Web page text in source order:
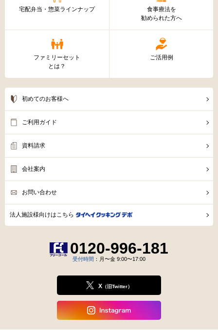
宅配弁当・惣菜ラインナップ
食事療法を
勧められた方へ
ファミリーセット
とは？
ご活用例
初めてのお客様へ
ご利用ガイド
資料請求
会社案内
お問い合わせ
法人施設様向けはこちら
0120-996-181
受付時間 ：月〜金 9:00〜17:00
X （旧Twitter）